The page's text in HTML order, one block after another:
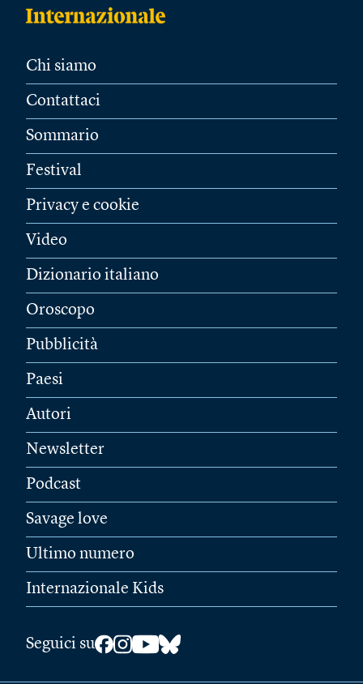
Chi siamo
Contattaci
Sommario
Festival
Privacy e cookie
Video
Dizionario italiano
Oroscopo
Pubblicità
Paesi
Autori
Newsletter
Podcast
Savage love
Ultimo numero
Internazionale Kids
Seguici su